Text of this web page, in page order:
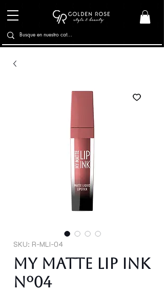
SKU: R-MLI-04
My Matte Lip Ink
Nº04